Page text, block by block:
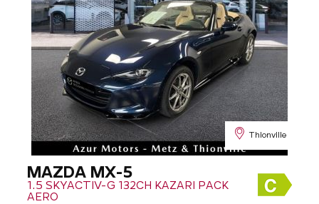
Thionville
MAZDA MX-5
1.5 SKYACTIV-G 132CH KAZARI PACK
AERO